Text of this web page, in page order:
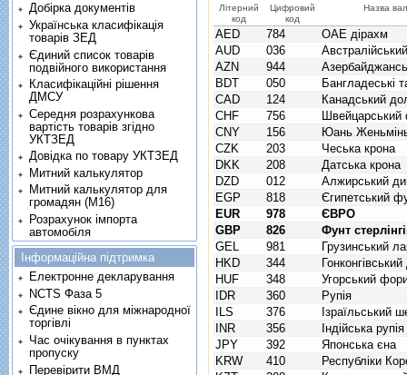
Літерний
код
Цифровий
код
Назва
AED 784
ОАЕ дірахм
AUD
036
AZN
944
BDT
050
Бангладеські
CAD
124
Канадський
CHF
756
Швейцарський
CNY
156
Юань
CZK
203
Чеська крона
DKK
208
Датська крона
DZD
012
Алжирський
EGP
818
Єгипетський
EUR
978
ЄВРО
GBP
826
Фунт
GEL
981
Грузинський
HKD
344
HUF
348
Угорський
IDR
360
Рупія
ILS
376
Ізраїльський
INR
356
Індійська рупія
JPY
392
Японська єна
KRW
410
Республіки
Добірка документів
Українська класифікація
товарів ЗЕД
Єдиний список товарів
подвійного використання
Класифікаційні рішення
ДМСУ
Середня розрахункова
вартість товарів згідно
УКТЗЕД
Довідка по товару УКТЗЕД
Митний калькулятор
Митний калькулятор для
громадян (М16)
Розрахунок імпорта
автомобіля
Інформаційна підтримка
Електронне декларування
NCTS Фаза 5
Єдине вікно для міжнародної
торгівлі
Час очікування в пунктах
пропуску
Перевірити ВМД